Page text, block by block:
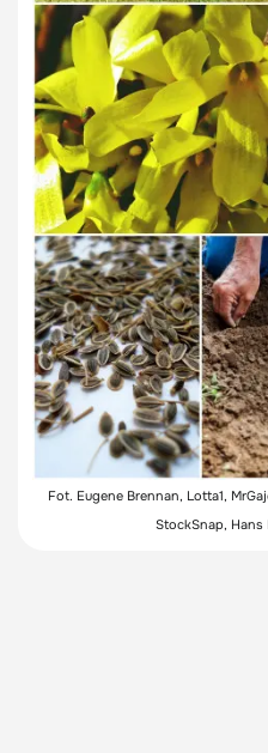
Fot. Eugene Brennan, Lotta1,
StockSnap, Hans